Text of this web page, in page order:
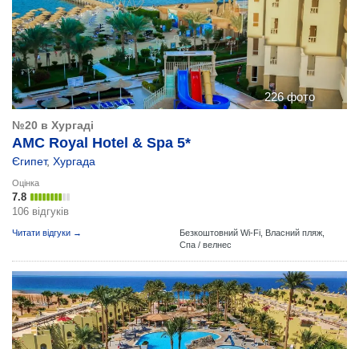
226 фото
№20 в Хургаді
AMC Royal Hotel & Spa 5*
Єгипет, Хургада
Оцінка
7.8
106 відгуків
Читати відгуки → Безкоштовний Wi-Fi, Власний пляж,
Спа / велнес